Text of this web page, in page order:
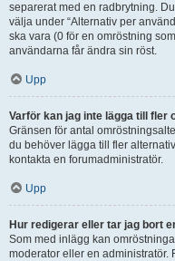
separerat med en radbrytning.
välja under “Alternativ per
ska vara (0 för en omröstning
användarna får ändra sin röst.
Upp
Varför kan jag inte lägga till fler
Gränsen för antal
du behöver lägga till fler
kontakta en forumadministratör.
Upp
Hur redigerar eller tar jag bort
Som med inlägg kan
moderator eller en administratör.